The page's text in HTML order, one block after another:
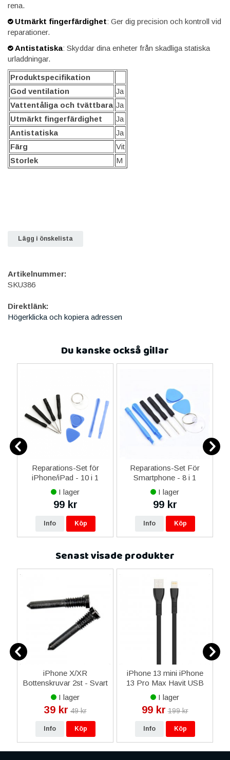
rena.
Utmärkt fingerfärdighet: Ger dig precision och kontroll vid
reparationer.
Antistatiska: Skyddar dina enheter från skadliga statiska
urladdningar.
Produktspecifikation
God ventilation
Ja
Vattentåliga och tvättbara Ja
Utmärkt fingerfärdighet
Ja
Antistatiska
Ja
Färg
Vit
Storlek
M
Lägg i önskelista
Artikelnummer:
SKU386
Direktlänk:
Högerklicka och kopiera adressen
Du kanske också gillar
Reparations-Set för
iPhone/iPad - 10 i 1
I lager
99 kr
Info Köp
Reparations-Set För
Smartphone - 8 i 1
I lager
99 kr
Info Köp
Senast visade produkter
iPhone X/XR
Bottenskruvar 2st - Svart
I lager
39 kr 49 kr
Info Köp
iPhone 13 mini iPhone
13 Pro Max Havit USB
till Lightning Kabel till
iPhone & iPad 2,0A 1m -
Svart
I lager
99 kr 199 kr
Info Köp